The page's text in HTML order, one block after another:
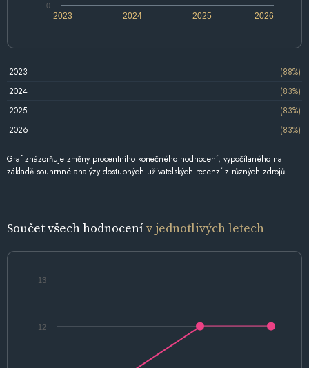
2024 2026
2023 2025
0
2023
(88%)
2024
(83%)
2025
(83%)
2026
(83%)
Graf znázorňuje změny procentního konečného hodnocení, vypočítaného na
základě souhrnné analýzy dostupných uživatelských recenzí z různých zdrojů.
Součet všech hodnocenív jednotlivých letech
12
13